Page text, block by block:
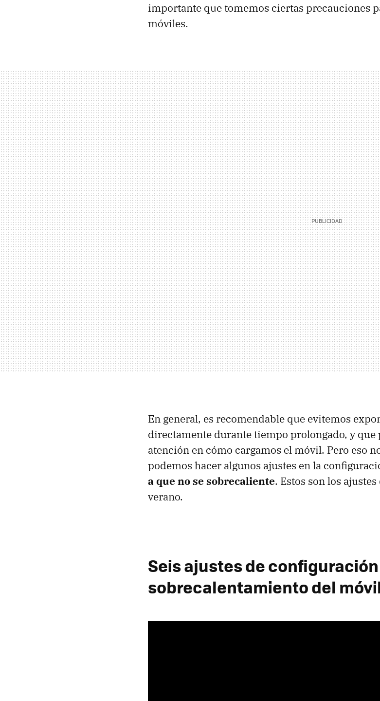
importante que tomemos ciertas precauciones
móviles.
En general, es recomendable que evitemos
directamente durante tiempo prolongado, y que
atención en cómo cargamos el móvil. Pero eso
podemos hacer algunos ajustes en la
a que no se sobrecaliente. Estos son los
verano.
Seis ajustes de
sobrecalentamiento del